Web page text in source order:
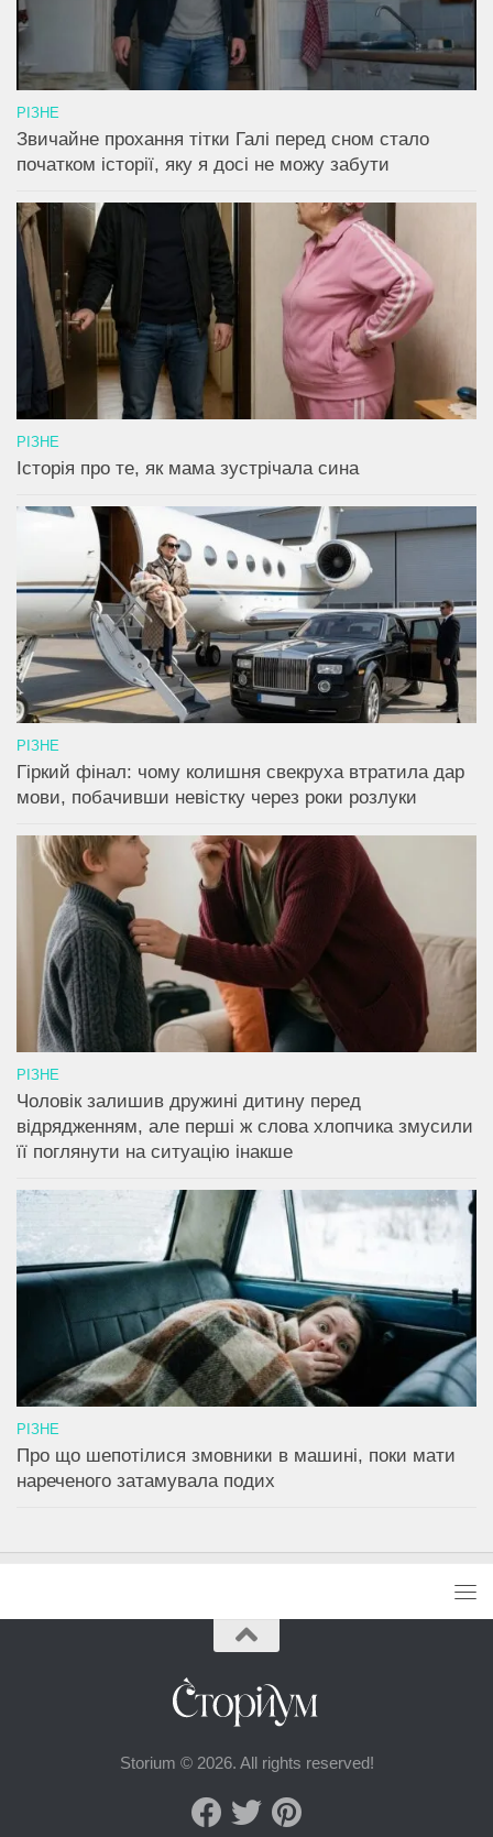
РІЗНЕ
Звичайне прохання тітки Галі перед сном стало
початком історії, яку я досі не можу забути
РІЗНЕ
Історія про те, як мама зустрічала сина
РІЗНЕ
Гіркий фінал: чому колишня свекруха втратила дар
мови, побачивши невістку через роки розлуки
РІЗНЕ
Чоловік залишив дружині дитину перед
відрядженням, але перші ж слова хлопчика змусили
її поглянути на ситуацію інакше
РІЗНЕ
Про що шепотілися змовники в машині, поки мати
нареченого затамувала подих
Storium © 2026. All rights reserved!